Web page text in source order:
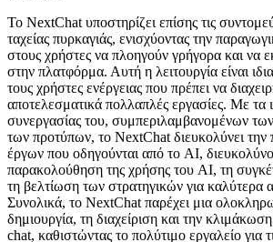
Το NextChat υποστηρίζει επίσης τις
ταχείας πυρκαγιάς, ενισχύοντας την
στους χρήστες να πλοηγούν γρήγορα και να
στην πλατφόρμα. Αυτή η λειτουργία είναι
τους χρήστες ενέργειας που πρέπει να
αποτελεσματικά πολλαπλές εργασίες. Με τα
συνεργασίας του, συμπεριλαμβανομένων
των προτύπων, το NextChat διευκολύνει
έργων που οδηγούνται από το AI,
παρακολούθηση της χρήσης του AI, τη
τη βελτίωση των στρατηγικών για καλύτερα
Συνολικά, το NextChat παρέχει μια
δημιουργία, τη διαχείριση και την
chat, καθιστώντας το πολύτιμο εργαλείο για